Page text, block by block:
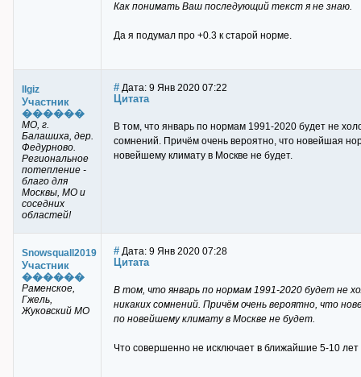
Как понимать Ваш последующий текст я не знаю.
Да я подумал про +0.3 к старой норме.
Ilgiz
Участник
������
МО, г.
Балашиха, дер.
Федурново.
Региональное
потепление -
благо для
Москвы, МО и
соседних
областей!
# Дата: 9 Янв 2020 07:22
Цитата
В том, что январь по нормам 1991-2020 будет не
сомнений. Причём очень вероятно, что новейшая
новейшему климату в Москве не будет.
Snowsquall2019
Участник
������
Раменское,
Гжель,
Жуковский МО
# Дата: 9 Янв 2020 07:28
Цитата
В том, что январь по нормам 1991-2020 будет не
никаких сомнений. Причём очень вероятно, что
по новейшему климату в Москве не будет.
Что совершенно не исключает в ближайшие 5-10